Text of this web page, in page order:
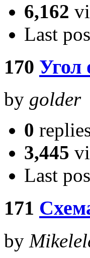
6,162
Last
170 Угол
by golder
0
3,445
Last
171
by